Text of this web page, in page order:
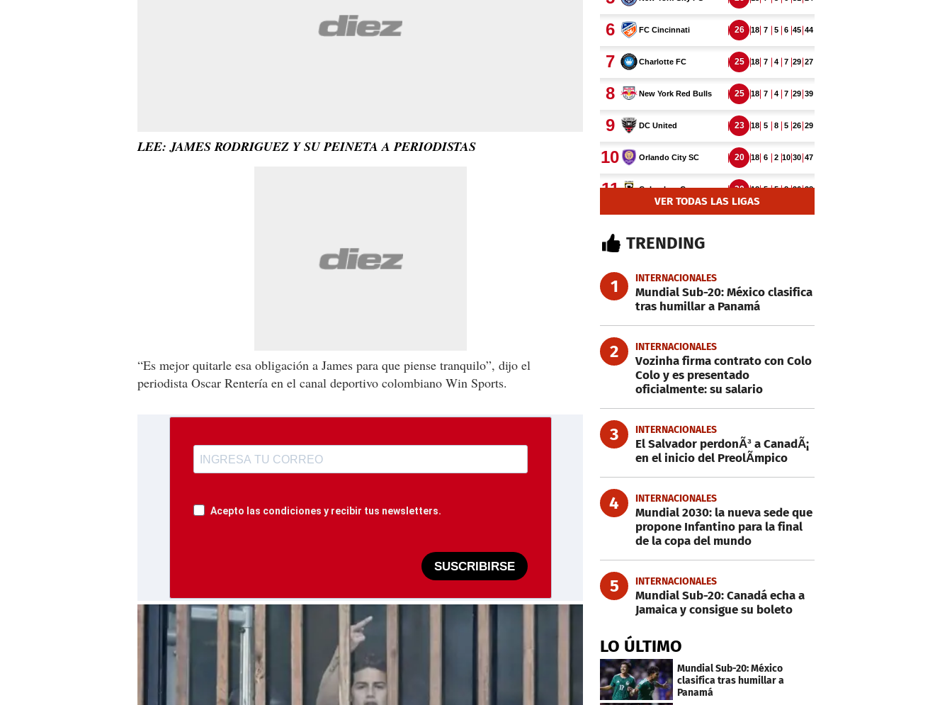
LEE: JAMES RODRIGUEZ Y SU PEINETA A PERIODISTAS
“Es mejor quitarle esa obligación a James para que piense tranquilo”, dijo el
periodista Oscar Rentería en el canal deportivo colombiano Win Sports.
Acepto las condiciones y recibir tus newsletters.
SUSCRIBIRSE
VER TODAS LAS LIGAS
TRENDING
1 INTERNACIONALES
Mundial Sub-20: México clasifica
tras humillar a Panamá
2 INTERNACIONALES
Vozinha firma contrato con Colo
Colo y es presentado
oficialmente: su salario
3 INTERNACIONALES
El Salvador perdonÃ³ a CanadÃ¡
en el inicio del PreolÃ­mpico
4 INTERNACIONALES
Mundial 2030: la nueva sede que
propone Infantino para la final
de la copa del mundo
5 INTERNACIONALES
Mundial Sub-20: Canadá echa a
Jamaica y consigue su boleto
LO ÚLTIMO
Mundial Sub-20: México
clasifica tras humillar a
Panamá